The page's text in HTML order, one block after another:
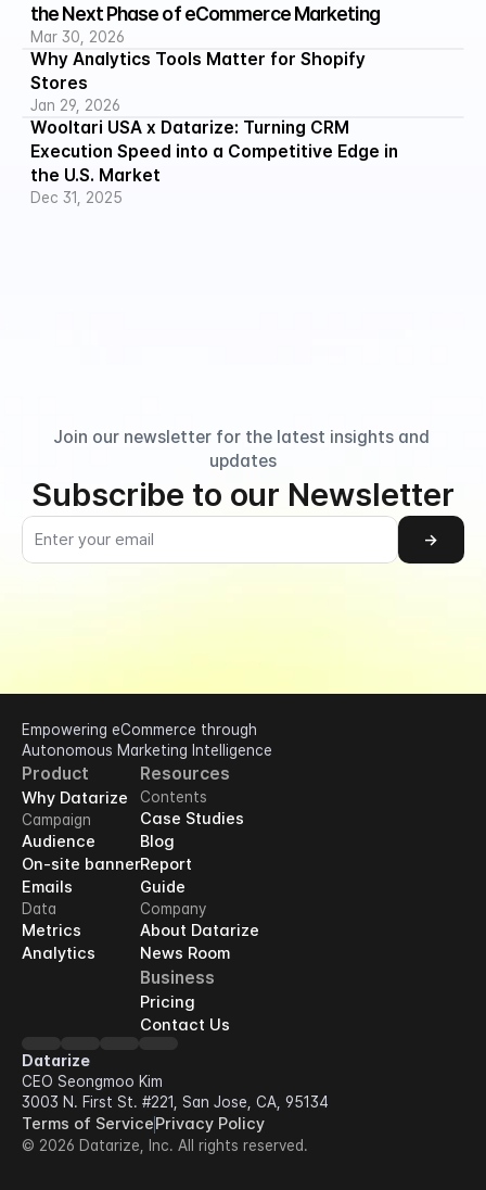
the Next Phase of eCommerce Marketing
Mar 30, 2026
Why Analytics Tools Matter for Shopify
Stores
Jan 29, 2026
Wooltari USA x Datarize: Turning CRM
Execution Speed into a Competitive Edge in
the U.S. Market
Dec 31, 2025
Join our newsletter for the latest insights and
updates
Subscribe to our Newsletter
→
Empowering eCommerce through
Autonomous Marketing Intelligence
Product
Why Datarize
Campaign
Audience
On-site banner
Emails
Data
Metrics
Analytics
Resources
Contents
Case Studies
Blog
Report
Guide
Company
About Datarize
News Room
Business
Pricing
Contact Us
Datarize
CEO Seongmoo Kim
3003 N. First St. #221, San Jose, CA, 95134
Terms of Service Privacy Policy
© 2026 Datarize, Inc. All rights reserved.